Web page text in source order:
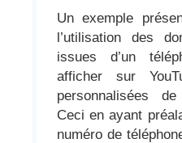
Un exemple
l’utilisation des
issues d’un
afficher sur
personnalisées
Ceci en ayant
numéro de